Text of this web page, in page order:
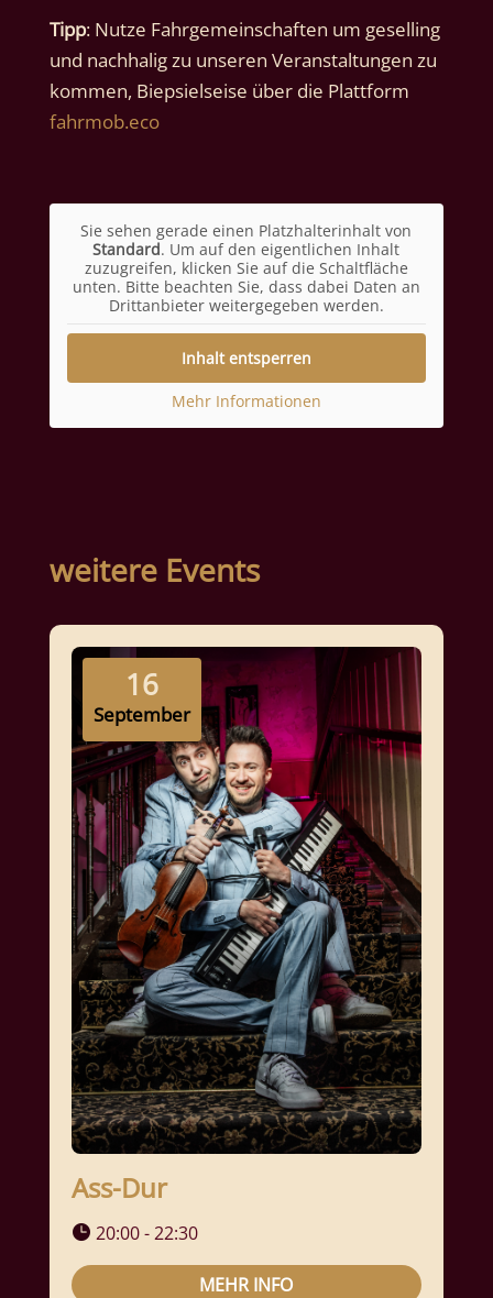
Tipp: Nutze Fahrgemeinschaften um geselling
und nachhalig zu unseren Veranstaltungen zu
kommen, Biepsielseise über die Plattform
fahrmob.eco
Sie sehen gerade einen Platzhalterinhalt von
Standard. Um auf den eigentlichen Inhalt
zuzugreifen, klicken Sie auf die Schaltfläche
unten. Bitte beachten Sie, dass dabei Daten an
Drittanbieter weitergegeben werden.
Inhalt entsperren
Mehr Informationen
weitere Events
16
September
Ass-Dur
20:00 - 22:30
MEHR INFO